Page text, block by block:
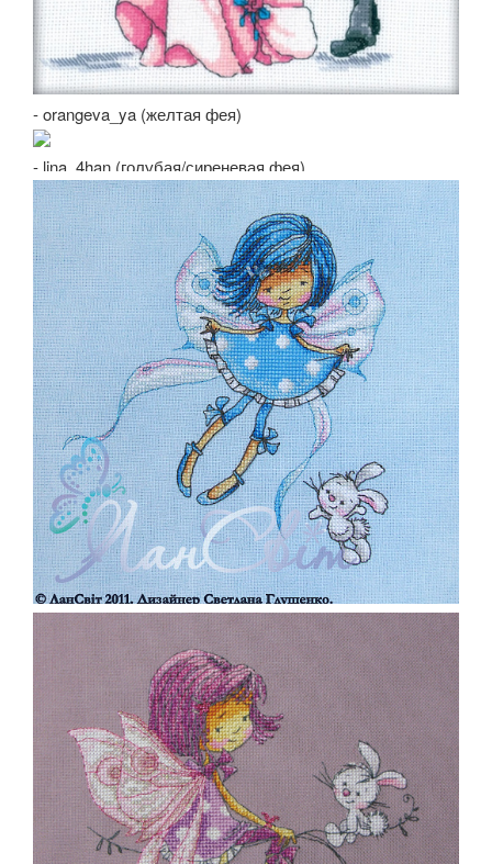
- orangeva_ya (желтая фея)
- lina_4han (голубая/сиреневая фея)